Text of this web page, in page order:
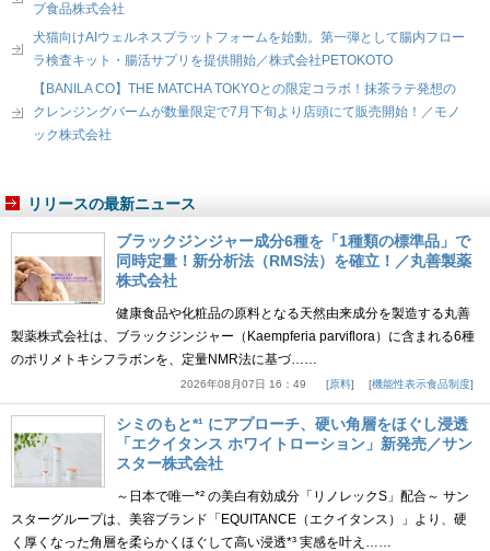
プ食品株式会社
犬猫向けAIウェルネスプラットフォームを始動。第一弾として腸内フロー
ラ検査キット・腸活サプリを提供開始／株式会社PETOKOTO
【BANILA CO】THE MATCHA TOKYOとの限定コラボ！抹茶ラテ発想の
クレンジングバームが数量限定で7月下旬より店頭にて販売開始！／モノ
ック株式会社
リリースの最新ニュース
ブラックジンジャー成分6種を「1種類の標準品」で
同時定量！新分析法（RMS法）を確立！／丸善製薬
株式会社
健康食品や化粧品の原料となる天然由来成分を製造する丸善
製薬株式会社は、ブラックジンジャー（Kaempferia parviflora）に含まれる6種
のポリメトキシフラボンを、定量NMR法に基づ……
2026年08月07日 16：49 原料 機能性表示食品制度
シミのもと*¹ にアプローチ、硬い角層をほぐし浸透
「エクイタンス ホワイトローション」新発売／サン
スター株式会社
～日本で唯一*² の美白有効成分「リノレックS」配合～ サン
スターグループは、美容ブランド「EQUITANCE（エクイタンス）」より、硬
く厚くなった角層を柔らかくほぐして高い浸透*³ 実感を叶え……